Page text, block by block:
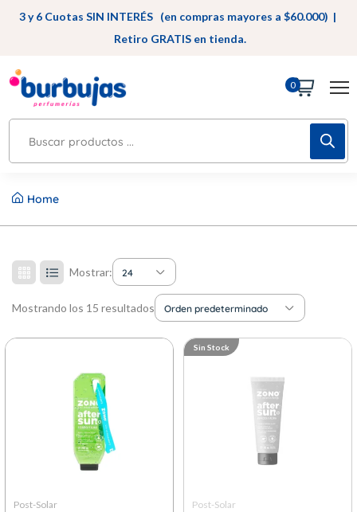
3 y 6 Cuotas SIN INTERÉS (en compras mayores a $60.000) |
Retiro GRATIS en tienda.
0
Home
Mostrar: 24
Mostrando los 15 resultados Orden predeterminado
Post-Solar
Sin Stock
Post-Solar